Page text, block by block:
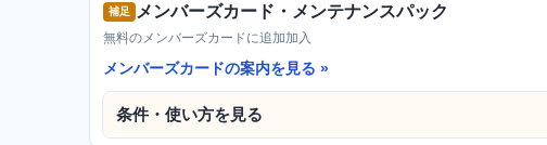
補足 メンバーズカード・メンテナンスパック
無料のメンバーズカードに追加加入
メンバーズカードの案内を見る
条件・使い方を見る